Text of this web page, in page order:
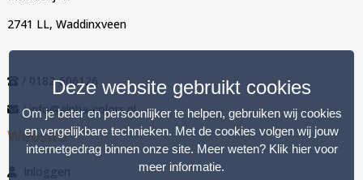
2741 LL, Waddinxveen
/ 0182-606126
/ info@alpha-colors.nl
Website
Inloggen
Deze website gebruikt cookies
Om je beter en persoonlijker te helpen, gebruiken wij cookies
en vergelijkbare technieken. Met de cookies volgen wij jouw
internetgedrag binnen onze site. Meer weten? Klik hier voor
meer informatie.